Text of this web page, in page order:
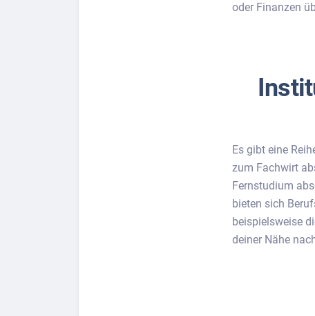
oder Finanzen
Es gibt eine
zum Fachwirt
Fernstudium
bieten sich
beispielsweise
deiner Nähe